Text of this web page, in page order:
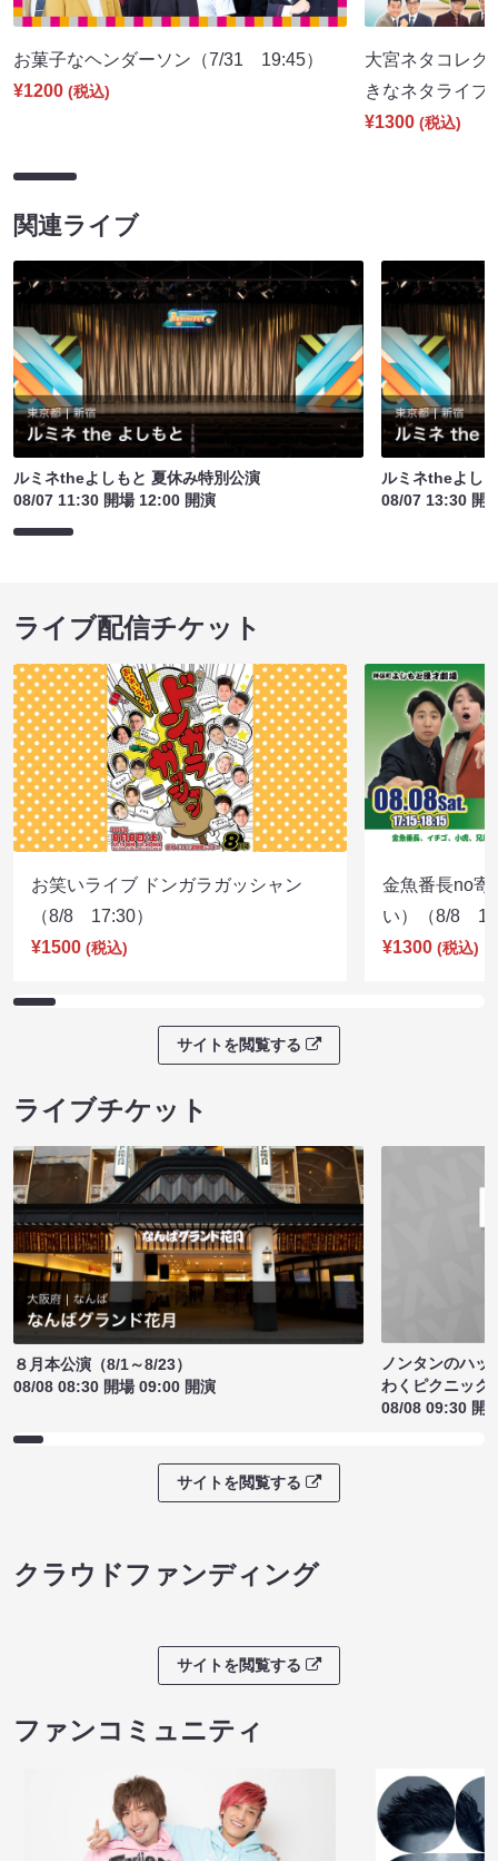
お菓子なヘンダーソン（7/31 19:45）
¥1200 (税込)
大宮ネタコレク
きなネタライ
¥1300 (税込)
関連ライブ
ルミネtheよしもと 夏休み特別公演
08/07 11:30 開場 12:00 開演
ルミネtheよし
08/07 13:30 開
ライブ配信チケット
お笑いライブ ドンガラガッシャン
（8/8 17:30）
¥1500 (税込)
金魚番長no寄
い）（8/8
¥1300 (税込)
サイトを閲覧する
ライブチケット
８月本公演（8/1～8/23）
08/08 08:30 開場 09:00 開演
ノンタンのハッ
わくピクニック
08/08 09:30 開
サイトを閲覧する
クラウドファンディング
サイトを閲覧する
ファンコミュニティ